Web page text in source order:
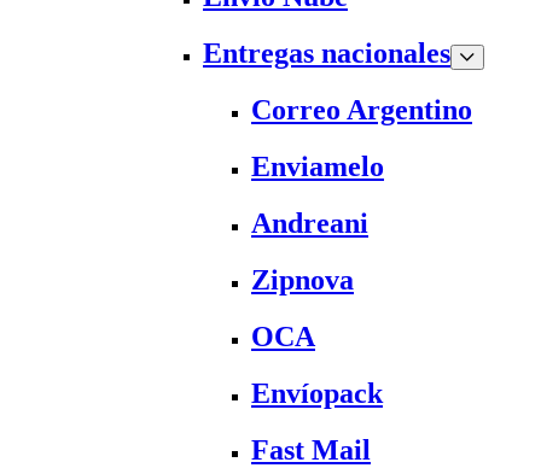
Entregas nacionales
Correo Argentino
Enviamelo
Andreani
Zipnova
OCA
Envíopack
Fast Mail